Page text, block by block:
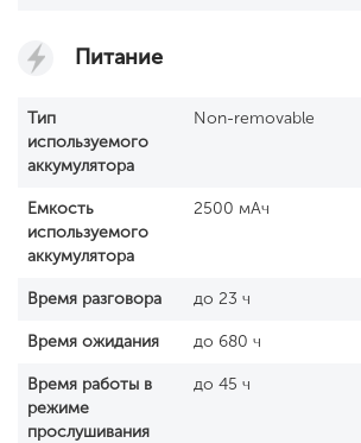
Питание
Тип
используемого
аккумулятора
Non-removable
Емкость
используемого
аккумулятора
2500 мАч
Время разговора до 23 ч
Время ожидания до 680 ч
Время работы в
режиме
прослушивания
до 45 ч